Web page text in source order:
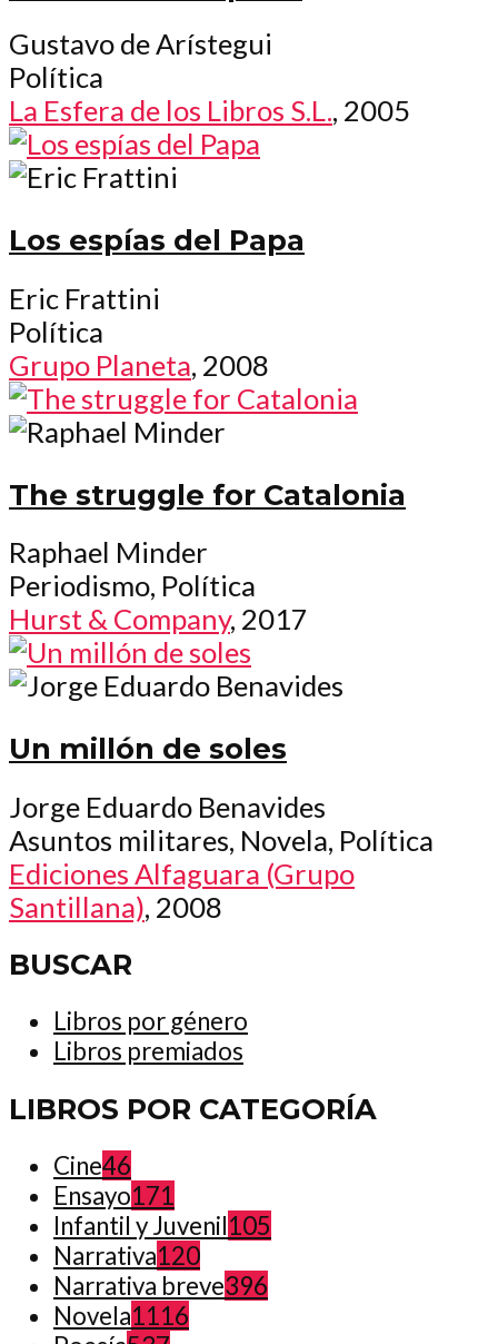
Gustavo de Arístegui
Política
La Esfera de los Libros S.L., 2005
Los espías del Papa
Eric Frattini
Política
Grupo Planeta, 2008
The struggle for Catalonia
Raphael Minder
Periodismo, Política
Hurst & Company, 2017
Un millón de soles
Jorge Eduardo Benavides
Asuntos militares, Novela, Política
Ediciones Alfaguara (Grupo
Santillana), 2008
BUSCAR
Libros por género
Libros premiados
LIBROS POR CATEGORÍA
Cine46
Ensayo171
Infantil y Juvenil105
Narrativa120
Narrativa breve396
Novela1116